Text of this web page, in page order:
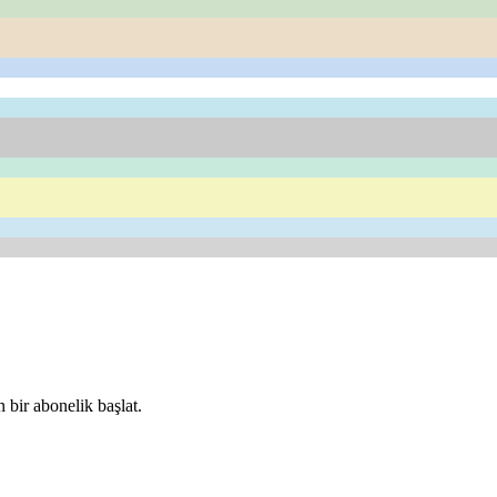
bir abonelik başlat.